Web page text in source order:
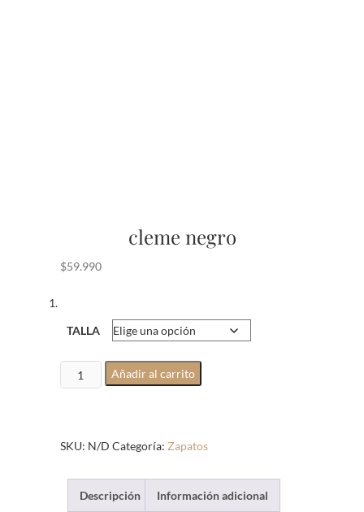
cleme negro
$59.990
TALLA
cleme
negro
Añadir al carrito
SKU: N/D Categoría: Zapatos
Descripción Información adicional